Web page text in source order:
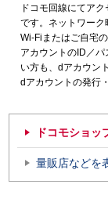
ドコモ回線にてア
です。ネットワーク
Wi-Fiまたはご自宅
アカウントのID／
い方も、dアカウン
dアカウントの発行
ドコモショッ
量販店などを